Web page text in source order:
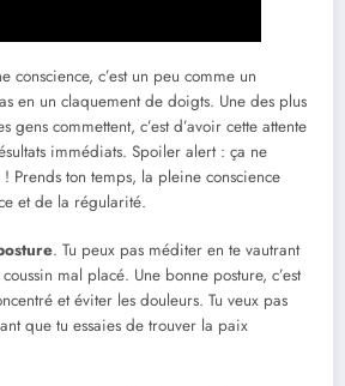
conscience, c’est un peu comme un
en un claquement de doigts. Une des plus
gens commettent, c’est d’avoir cette attente
immédiats. Spoiler alert : ça ne
Prends ton temps, la pleine conscience
et de la régularité.
. Tu peux pas méditer en te vautrant
mal placé. Une bonne posture, c’est
et éviter les douleurs. Tu veux pas
que tu essaies de trouver la paix